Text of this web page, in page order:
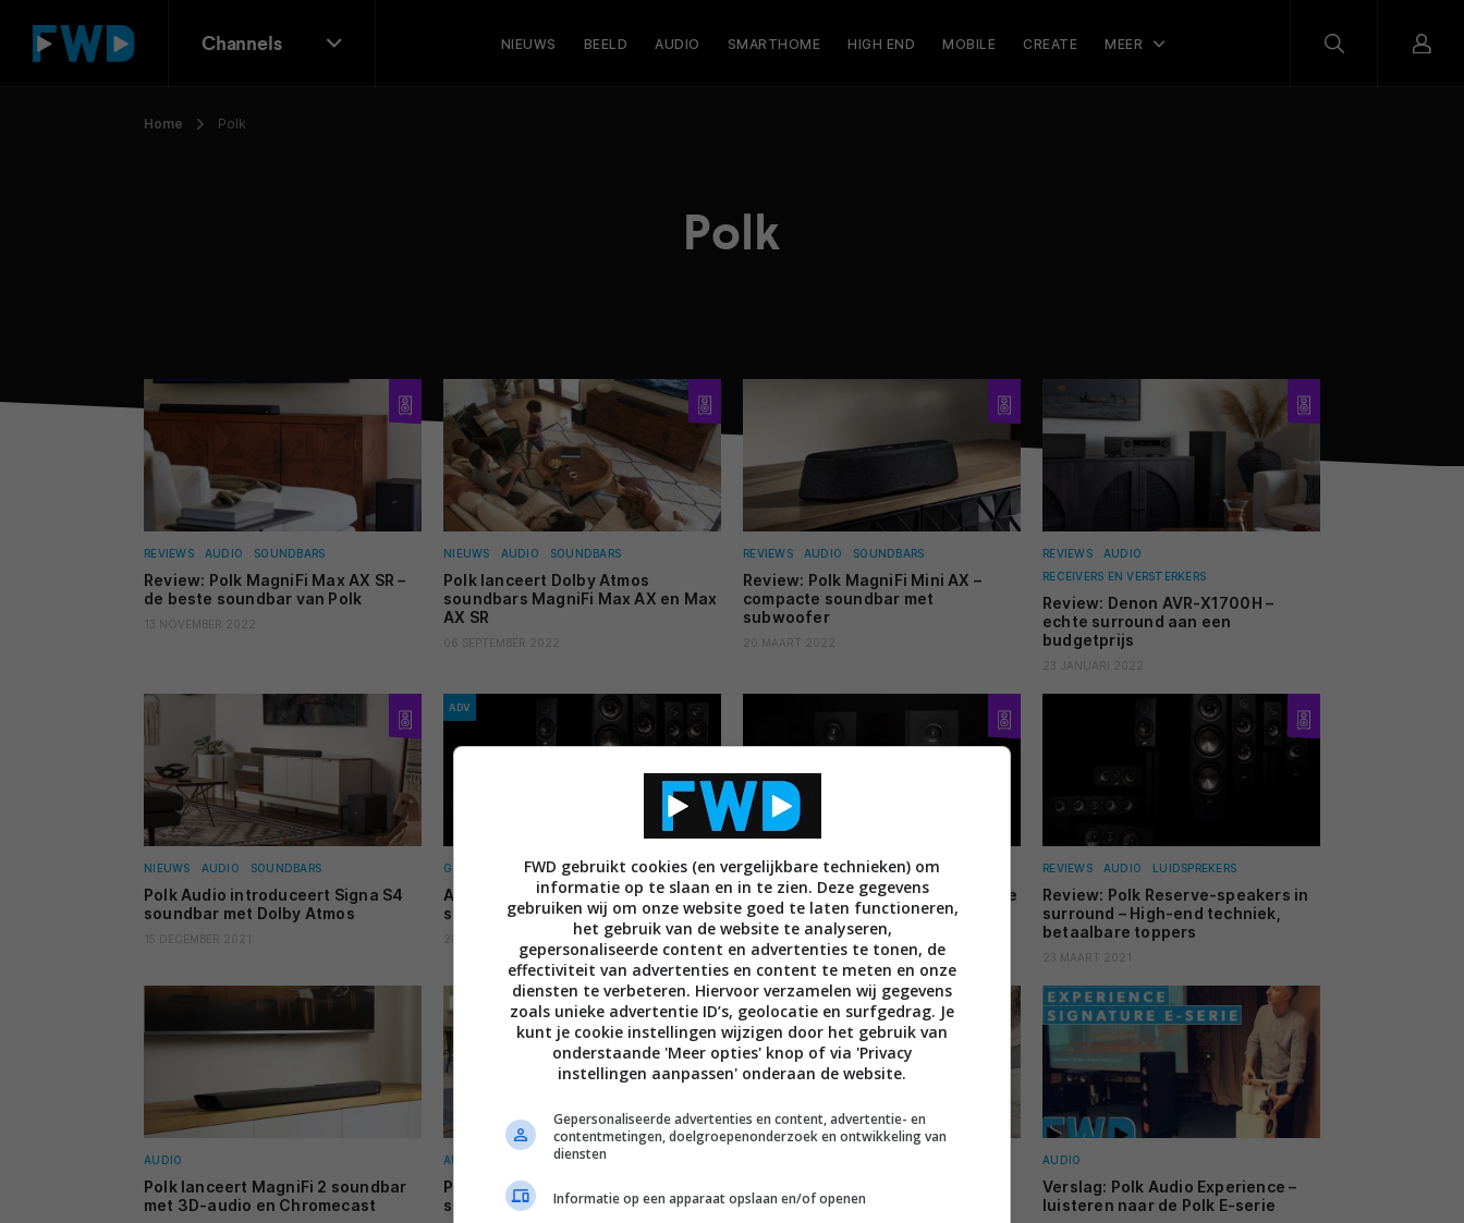
Channels NIEUWS BEELD AUDIO SMARTHOME HIGH END MOBILE CREATE MEER
Home Polk
Polk
REVIEWS AUDIO SOUNDBARS
Review: Polk MagniFi Max AX SR –
de beste soundbar van Polk
13 NOVEMBER 2022
NIEUWS AUDIO SOUNDBARS
Polk lanceert Dolby Atmos
soundbars MagniFi Max AX en Max
AX SR
06 SEPTEMBER 2022
REVIEWS AUDIO SOUNDBARS
Review: Polk MagniFi Mini AX –
compacte soundbar met
subwoofer
20 MAART 2022
REVIEWS
AUDIO
RECEIVERS EN VERSTERKERS
Review: Denon AVR-X1700H –
echte surround aan een
budgetprijs
23 JANUARI 2022
NIEUWS AUDIO SOUNDBARS
Polk Audio introduceert Signa S4
soundbar met Dolby Atmos
15 DECEMBER 2021
ADV
GESPONSORD AUDIO LUIDSPREKERS
ADV: Waarom zijn de Reserve-
speakers zo belangrijk voor Polk?
28 MAART 2021
REVIEWS AUDIO LUIDSPREKERS
Review: Polk Reserve R100 – Kleine
speakers met high-end roots
27 MAART 2021
REVIEWS AUDIO LUIDSPREKERS
Review: Polk Reserve-speakers in
surround – High-end techniek,
betaalbare toppers
23 MAART 2021
AUDIO
Polk lanceert MagniFi 2 soundbar
met 3D-audio en Chromecast
AUDIO
Polk Audio lanceert Signa S3
soundbar
Californië – waar passie voor
AUDIO
Verslag: Polk Audio Experience –
luisteren naar de Polk E-serie
FWD gebruikt cookies (en vergelijkbare technieken) om
informatie op te slaan en in te zien. Deze gegevens
gebruiken wij om onze website goed te laten functioneren,
het gebruik van de website te analyseren,
gepersonaliseerde content en advertenties te tonen, de
effectiviteit van advertenties en content te meten en onze
diensten te verbeteren. Hiervoor verzamelen wij gegevens
zoals unieke advertentie ID’s, geolocatie en surfgedrag. Je
kunt je cookie instellingen wijzigen door het gebruik van
onderstaande 'Meer opties' knop of via 'Privacy
instellingen aanpassen' onderaan de website.
Gepersonaliseerde advertenties en content, advertentie- en
contentmetingen, doelgroepenonderzoek en ontwikkeling van
diensten
Informatie op een apparaat opslaan en/of openen